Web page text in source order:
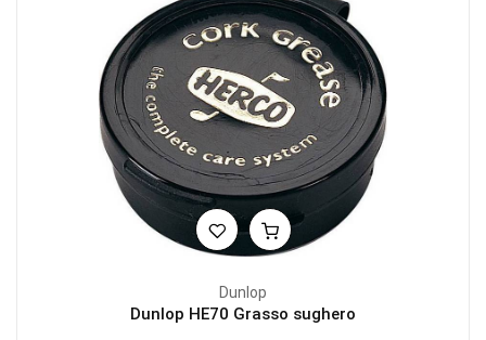
Dunlop
Dunlop HE70 Grasso sughero